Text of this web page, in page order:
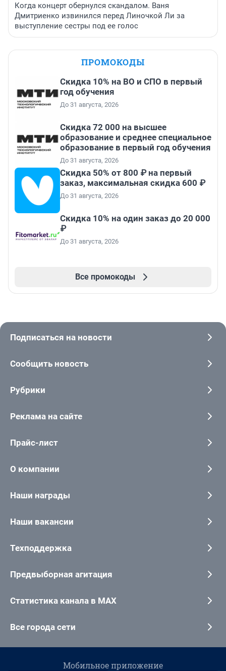
Когда концерт обернулся скандалом. Ваня
Дмитриенко извинился перед Линочкой Ли за
выступление сестры под ее голос
ПРОМОКОДЫ
Скидка 10% на ВО и СПО в первый
год обучения
До 31 августа, 2026
Скидка 72 000 на высшее
образование и среднее специальное
образование в первый год обучения
До 31 августа, 2026
Скидка 50% от 800 ₽ на первый
заказ, максимальная скидка 600 ₽
До 31 августа, 2026
Скидка 10% на один заказ до 20 000
₽
До 31 августа, 2026
Все промокоды
Подписаться на новости
Сообщить новость
Рубрики
Реклама на сайте
Прайс-лист
О компании
Наши награды
Наши вакансии
Техподдержка
Предвыборная агитация
Статистика канала в MAX
Все города сети
Мобильное приложение